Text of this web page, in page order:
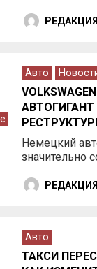
РЕДАКЦИЯ
Авто
Немецкий
значительно
РЕДАКЦИЯ
Авто
ТАКСИ